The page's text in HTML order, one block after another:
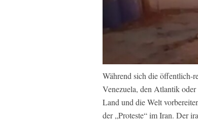
Während sich die öffentlich-
Venezuela, den Atlantik
Land und die Welt
der „Proteste“ im Iran. Der